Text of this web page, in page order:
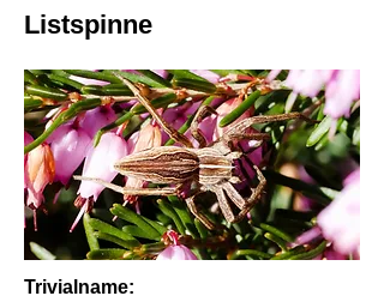
Listspinne
Trivialname: